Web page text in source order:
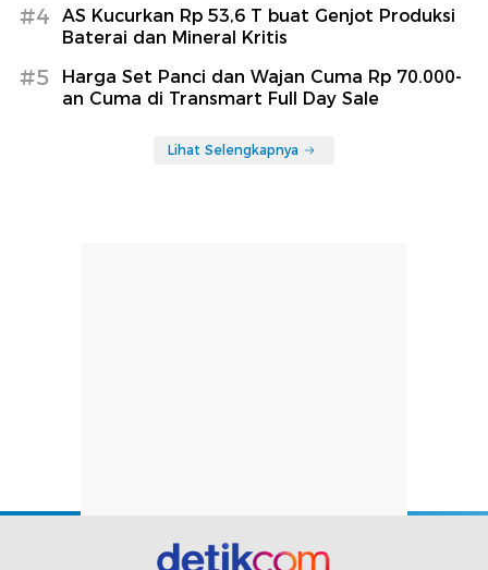
#4
AS Kucurkan Rp 53,6 T buat Genjot Produksi
Baterai dan Mineral Kritis
#5
Harga Set Panci dan Wajan Cuma Rp 70.000-
an Cuma di Transmart Full Day Sale
Lihat Selengkapnya